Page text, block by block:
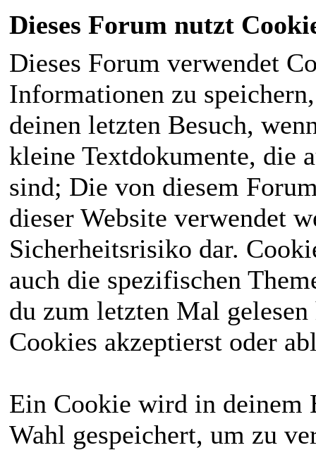
Dieses Forum nutzt
Dieses Forum verwendet
Informationen zu
deinen letzten Besuch,
kleine Textdokumente, die
sind; Die von diesem
dieser Website verwendet
Sicherheitsrisiko dar.
auch die spezifischen
du zum letzten Mal
Cookies akzeptierst oder
Ein Cookie wird in deinem
Wahl gespeichert, um zu